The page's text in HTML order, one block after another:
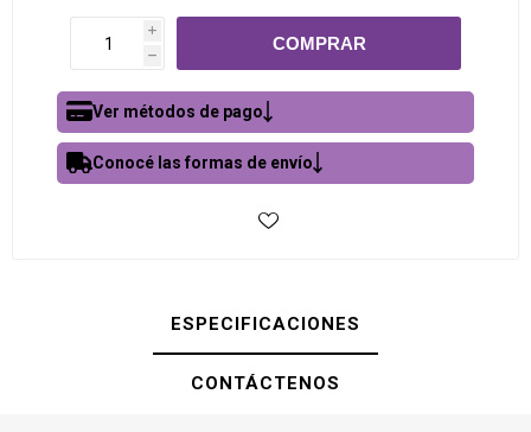
i
h
Ver métodos de pago
Conocé las formas de envío
ESPECIFICACIONES
CONTÁCTENOS